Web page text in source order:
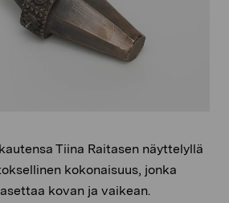
Tiina Raitasen näyttelyllä
kokonaisuus, jonka
kovan ja vaikean.